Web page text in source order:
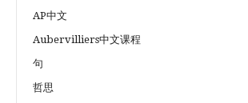
AP中文
Aubervilliers中文课程
句
哲思